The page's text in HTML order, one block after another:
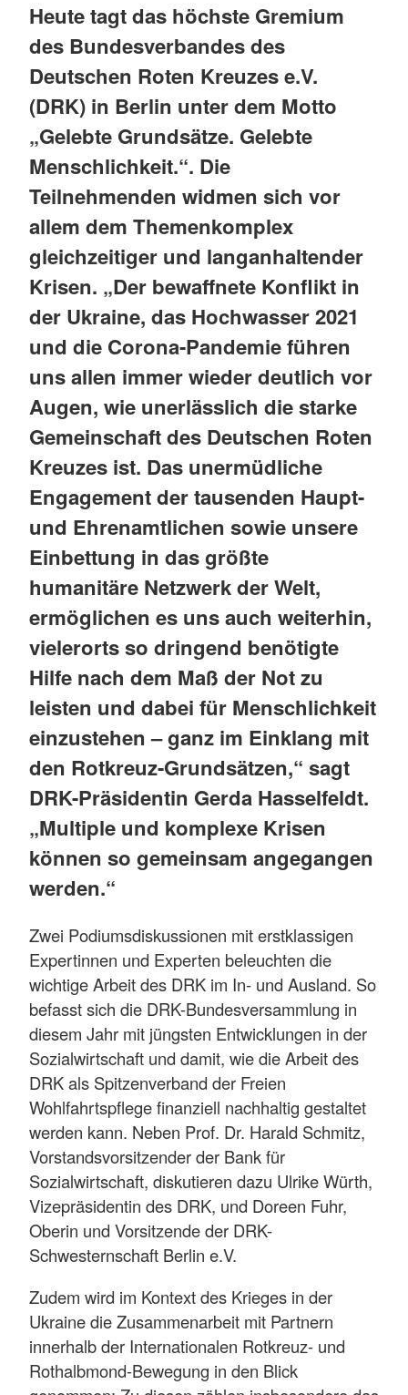
Heute tagt das höchste Gremium
des Bundesverbandes des
Deutschen Roten Kreuzes e.V.
(DRK) in Berlin unter dem Motto
„Gelebte Grundsätze. Gelebte
Menschlichkeit.“. Die
Teilnehmenden widmen sich vor
allem dem Themenkomplex
gleichzeitiger und langanhaltender
Krisen. „Der bewaffnete Konflikt in
der Ukraine, das Hochwasser 2021
und die Corona-Pandemie führen
uns allen immer wieder deutlich vor
Augen, wie unerlässlich die starke
Gemeinschaft des Deutschen Roten
Kreuzes ist. Das unermüdliche
Engagement der tausenden Haupt-
und Ehrenamtlichen sowie unsere
Einbettung in das größte
humanitäre Netzwerk der Welt,
ermöglichen es uns auch weiterhin,
vielerorts so dringend benötigte
Hilfe nach dem Maß der Not zu
leisten und dabei für Menschlichkeit
einzustehen – ganz im Einklang mit
den Rotkreuz-Grundsätzen,“ sagt
DRK-Präsidentin Gerda Hasselfeldt.
„Multiple und komplexe Krisen
können so gemeinsam angegangen
werden.“
Zwei Podiumsdiskussionen mit erstklassigen
Expertinnen und Experten beleuchten die
wichtige Arbeit des DRK im In- und Ausland. So
befasst sich die DRK-Bundesversammlung in
diesem Jahr mit jüngsten Entwicklungen in der
Sozialwirtschaft und damit, wie die Arbeit des
DRK als Spitzenverband der Freien
Wohlfahrtspflege finanziell nachhaltig gestaltet
werden kann. Neben Prof. Dr. Harald Schmitz,
Vorstandsvorsitzender der Bank für
Sozialwirtschaft, diskutieren dazu Ulrike Würth,
Vizepräsidentin des DRK, und Doreen Fuhr,
Oberin und Vorsitzende der DRK-
Schwesternschaft Berlin e.V.
Zudem wird im Kontext des Krieges in der
Ukraine die Zusammenarbeit mit Partnern
innerhalb der Internationalen Rotkreuz- und
Rothalbmond-Bewegung in den Blick